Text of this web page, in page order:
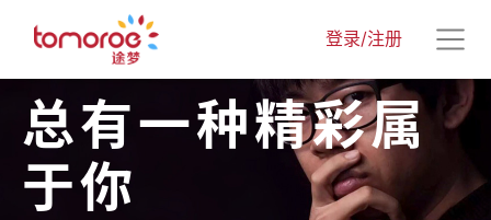
登录/注册
总有一种精彩属
于你